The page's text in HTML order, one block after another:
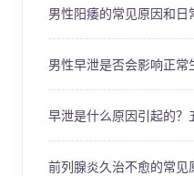
男性阳痿的常见原因和日
男性早泄是否会影响正常
早泄是什么原因引起的？
前列腺炎久治不愈的常见